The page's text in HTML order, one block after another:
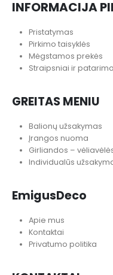
Pristatymas
Mėgstamos prekės
Straipsniai ir patarimai
Balionų užsakymas
Girliandos – vėliavėlės
Individualūs užsakymai
Apie mus
Privatumo politika